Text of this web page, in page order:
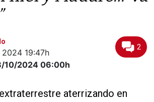
2024 19:47h
10/2024 06:00h
2
aterrizando en